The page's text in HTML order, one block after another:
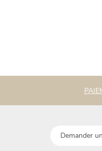
Demander